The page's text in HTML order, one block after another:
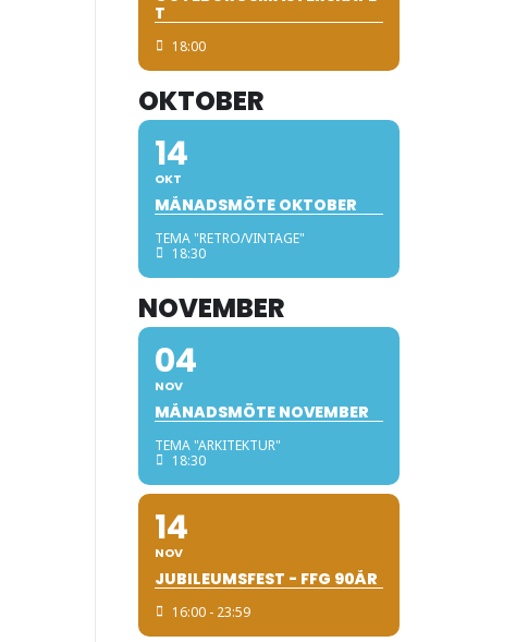
T
18:00
OKTOBER
14
OKT
MÅNADSMÖTE OKTOBER
TEMA "RETRO/VINTAGE"
18:30
NOVEMBER
04
NOV
MÅNADSMÖTE NOVEMBER
TEMA "ARKITEKTUR"
18:30
14
NOV
JUBILEUMSFEST - FFG 90ÅR
16:00 - 23:59